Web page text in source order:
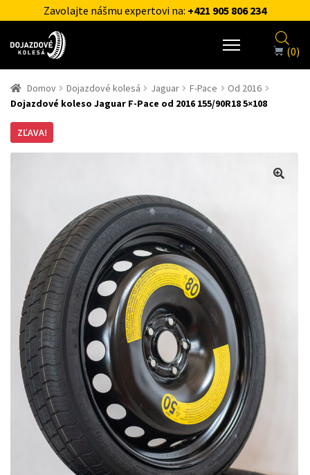
Zavolajte nášmu expertovi na: +421 905 806 234
(0)
Domov Dojazdové kolesá Jaguar F-Pace
Od 2016
Dojazdové koleso Jaguar F-Pace od 2016 155/90R18 5×108
ZĽAVA!